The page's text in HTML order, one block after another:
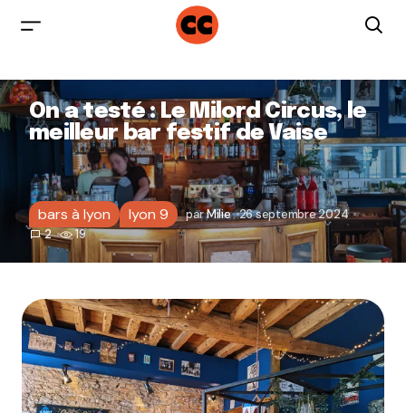
On a testé : Le Milord Circus, le
meilleur bar festif de Vaise
bars à lyon lyon 9 parMilie 26 septembre 2024
2
19